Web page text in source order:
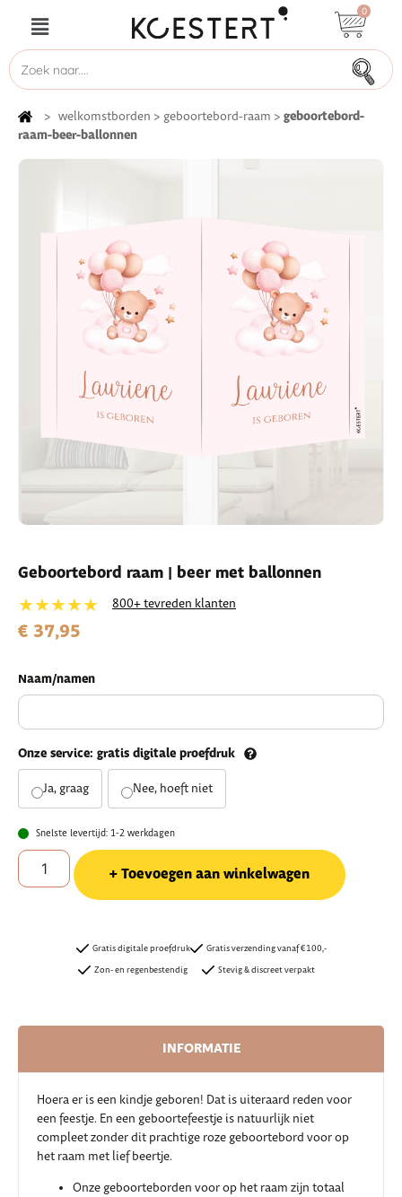
0
> welkomstborden > geboortebord-raam > geboortebord-
raam-beer-ballonnen
Geboortebord raam | beer met ballonnen
★★★★★ 800+ tevreden klanten
€ 37,95
Naam/namen
Onze service: gratis digitale proefdruk
Ja, graag Nee, hoeft niet
Snelste levertijd: 1-2 werkdagen
Toevoegen aan winkelwagen
Gratis digitale proefdruk
Zon- en regenbestendig
Gratis verzending vanaf €100,-
Stevig & discreet verpakt
INFORMATIE
Hoera er is een kindje geboren! Dat is uiteraard reden voor
een feestje. En een geboortefeestje is natuurlijk niet
compleet zonder dit prachtige roze geboortebord voor op
het raam met lief beertje.
Onze geboorteborden voor op het raam zijn totaal